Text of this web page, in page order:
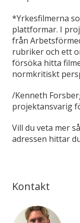
*Yrkesfilmerna
plattformar. I
från
rubriker och ett
försöka hitta
normkritiskt
/Kenneth
projektansvarig
Vill du veta mer
adressen hittar
Kontakt